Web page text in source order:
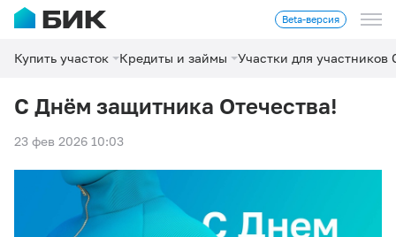
Beta-версия
Купить участок Кредиты и займы Участки для участников
С Днём защитника Отечества!
23 фев 2026 10:03